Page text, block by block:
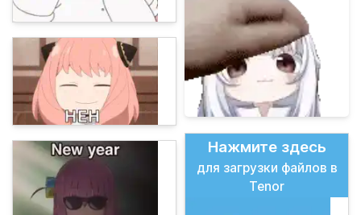
Нажмите здесь
для загрузки файлов в
Tenor